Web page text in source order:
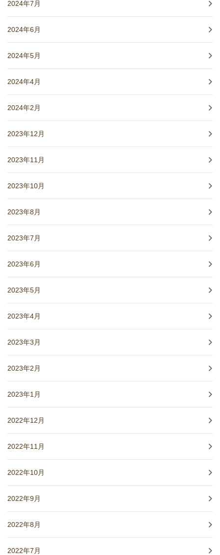
2024年7月
2024年6月
2024年5月
2024年4月
2024年2月
2023年12月
2023年11月
2023年10月
2023年8月
2023年7月
2023年6月
2023年5月
2023年4月
2023年3月
2023年2月
2023年1月
2022年12月
2022年11月
2022年10月
2022年9月
2022年8月
2022年7月